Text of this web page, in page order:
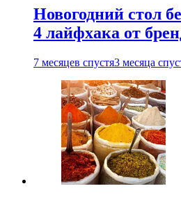
Новогодний стол
4 лайфхака от
7 месяцев спустя3 месяца